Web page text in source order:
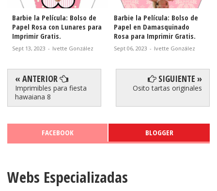
Barbie la Película: Bolso de
Papel Rosa con Lunares para
Imprimir Gratis.
Sept 13, 2023 - Ivette González
Barbie la Película: Bolso de
Papel en Damasquinado
Rosa para Imprimir Gratis.
Sept 06, 2023 - Ivette González
« ANTERIOR
Imprimibles para fiesta
hawaiana 8
SIGUIENTE »
Osito tartas originales
FACEBOOK BLOGGER
Webs Especializadas